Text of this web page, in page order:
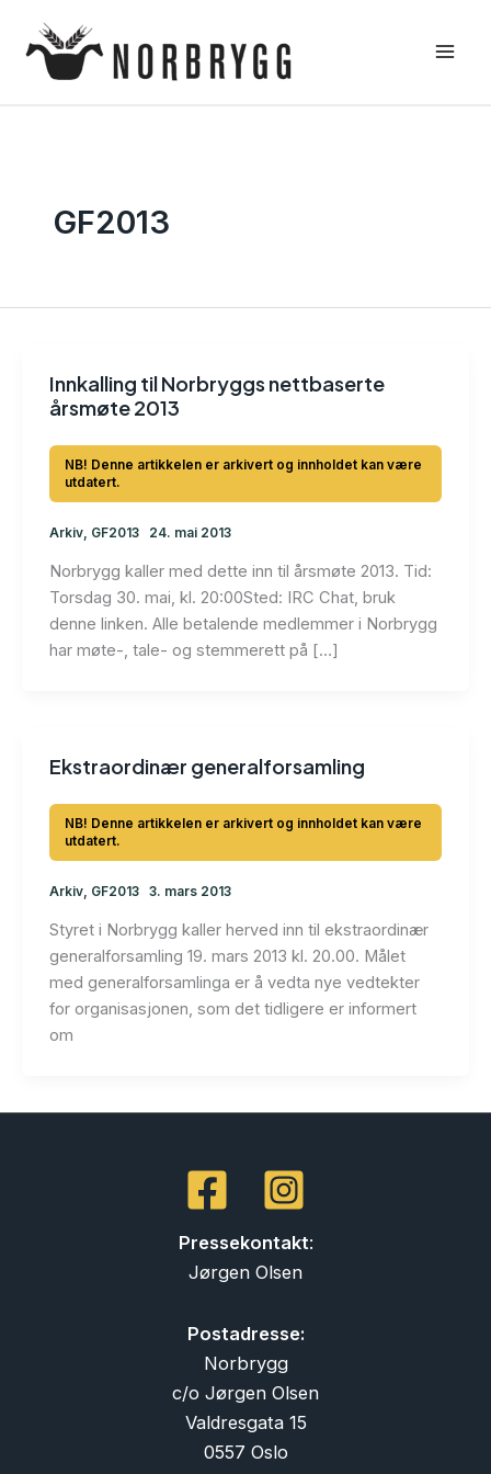
rett
GF2013
Innkalling til Norbryggs nettbaserte
årsmøte 2013
Arkiv, GF2013 24. mai 2013
Norbrygg kaller med dette inn til årsmøte 2013. Tid:
Torsdag 30. mai, kl. 20:00Sted: IRC Chat, bruk
denne linken. Alle betalende medlemmer i Norbrygg
har møte-, tale- og stemmerett på […]
Ekstraordinær generalforsamling
Arkiv, GF2013 3. mars 2013
Styret i Norbrygg kaller herved inn til ekstraordinær
generalforsamling 19. mars 2013 kl. 20.00. Målet
med generalforsamlinga er å vedta nye vedtekter
for organisasjonen, som det tidligere er informert
om
Pressekontakt:
Jørgen Olsen
Postadresse:
Norbrygg
c/o Jørgen Olsen
Valdresgata 15
0557 Oslo